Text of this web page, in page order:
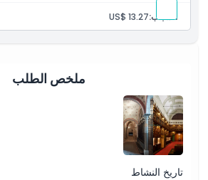
الشباب:US$ 13.27
ملخص الطلب
تاريخ النشاط